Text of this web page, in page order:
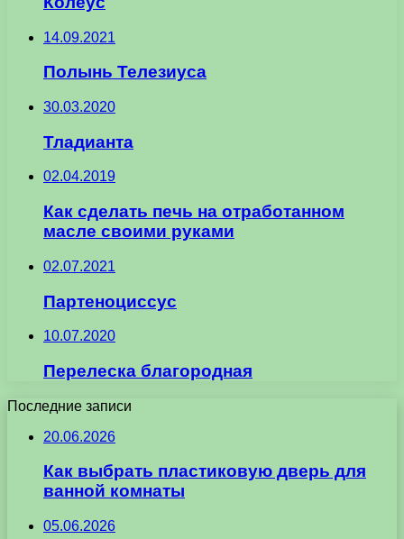
14.09.2021
Полынь Телезиуса
30.03.2020
Тладианта
02.04.2019
Как сделать печь на отработанном
масле своими руками
02.07.2021
Партеноциссус
10.07.2020
Перелеска благородная
Последние записи
20.06.2026
Как выбрать пластиковую дверь для
ванной комнаты
05.06.2026